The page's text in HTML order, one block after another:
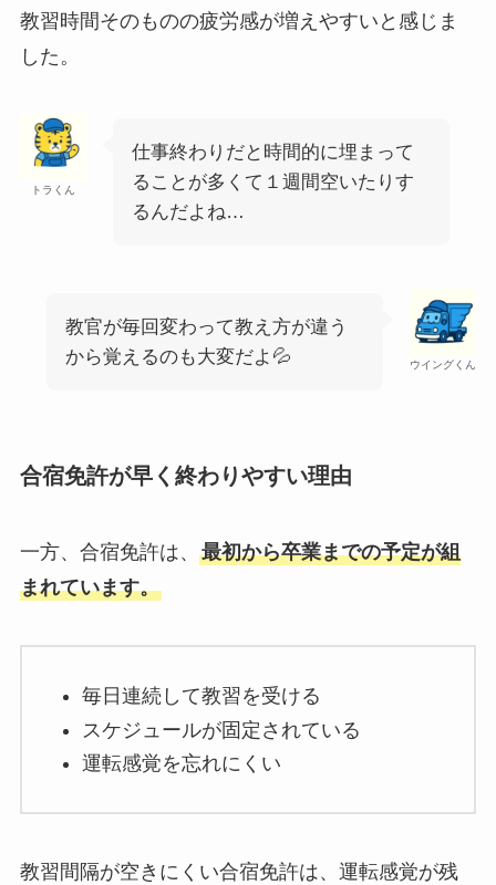
教習時間そのものの疲労感が増えやすいと感じま
した。
トラくん
仕事終わりだと時間的に埋まって
ることが多くて１週間空いたりす
るんだよね…
ウイングくん
教官が毎回変わって教え方が違う
から覚えるのも大変だよ💦
合宿免許が早く終わりやすい理由
一方、合宿免許は、 最初から卒業までの予定が組
まれています。
毎日連続して教習を受ける
スケジュールが固定されている
運転感覚を忘れにくい
教習間隔が空きにくい合宿免許は、運転感覚が残